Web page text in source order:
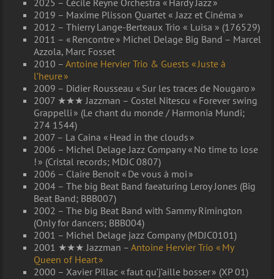
2025 – Cécile Reyne Orchestra « Hardy Jazz »
2019 – Maxime Plisson Quartet « Jazz et Cinéma »
2012 – Thierry Lange-Berteaux Trio « Luisa » (176529)
2011 – « Rencontre » Michel Delage Big Band – Marcel
Azzola, Marc Fosset
2010 – Antoine Hervier Trio & Guests « Juste à
l’heure »
2009 – Didier Rousseau « Sur les traces de Nougaro »
2007 ★★★ Jazzman – Costel Nitescu « Forever swing
Grappelli » (Le chant du monde / Harmonia Mundi;
274 1544)
2007 – La Caina « Head in the clouds »
2006 – Michel Delage Jazz Company « No time to lose
! » (Cristal records; MDJC 0807)
2006 – Claire Benoit « De vous à moi »
2004 – The big Beat Band faeaturing Leroy Jones (Big
Beat Band; BBB007)
2002 – The big Beat Band with Sammy Rimington
(Only for dancers; BBB004)
2001 – Michel Delage jazz Company (MDJC0101)
2001 ★★★ Jazzman – Antoine Hervier Trio « My
Queen of Heart »
2000 – Xavier Pillac « faut qu’j’aille bosser » (XP 01)